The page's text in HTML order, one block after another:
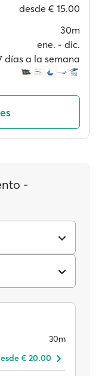
desde € 15.00
30m
ene. ‐ dic.
días a la semana
-
30m
€ 20.00